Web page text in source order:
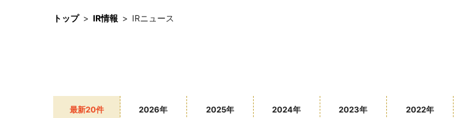
トップ IR情報 IRニュース
最新20件 2026年 2025年 2024年 2023年 2022年